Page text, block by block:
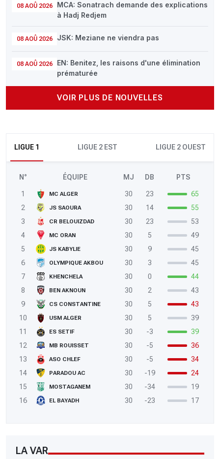
08 AOÛ 2026
MCA: Sonatrach demande des explications
à Hadj Redjem
08 AOÛ 2026 JSK: Meziane ne viendra pas
08 AOÛ 2026
EN: Benitez, les raisons d'une élimination
prématurée
VOIR PLUS DE NOUVELLES
LIGUE 1 LIGUE 2 EST LIGUE 2 OUEST
N° ÉQUIPE MJ DB PTS
1 MC ALGER 30 23
65
2
JS SAOURA 30 14
55
3
CR BELOUIZDAD 30 23
53
4
MC ORAN 30 5
49
5
JS KABYLIE 30 9
45
6
OLYMPIQUE AKBOU 30 3
45
7
KHENCHELA 30 0
44
8
BEN AKNOUN 30 2
43
9
CS CONSTANTINE 30 5
43
10
USM ALGER 30 5
39
11
ES SETIF 30 -3
39
12
MB ROUISSET 30 -5
36
13
ASO CHLEF 30 -5
34
14
PARADOU AC 30 -19
24
15
MOSTAGANEM 30 -34
19
16
EL BAYADH 30 -23 17
LA VAR